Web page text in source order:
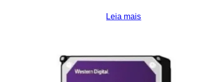
Leia mais